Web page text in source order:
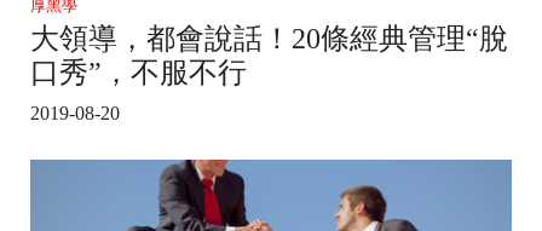
厚黑學
大領導，都會說話！20條經典管理“脫
口秀”，不服不行
2019-08-20